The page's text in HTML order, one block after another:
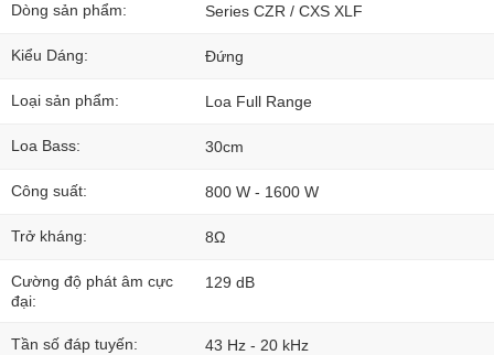
Dòng sản phẩm: Series CZR / CXS XLF
Kiểu Dáng: Đứng
Loại sản phẩm: Loa Full Range
Loa Bass: 30cm
Công suất: 800 W - 1600 W
Trở kháng: 8Ω
Cường độ phát âm cực
đại:
129 dB
Tần số đáp tuyến: 43 Hz - 20 kHz